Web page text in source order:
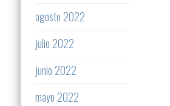
agosto 2022
julio 2022
junio 2022
mayo 2022